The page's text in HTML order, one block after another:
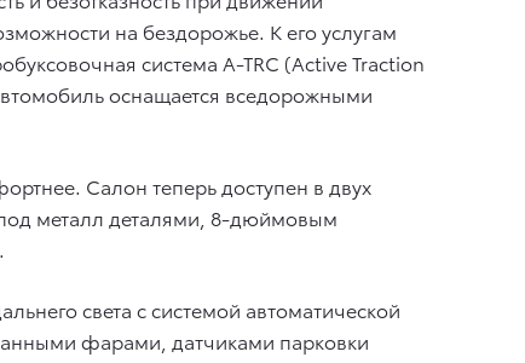
на бездорожье. К его услугам
система A-TRC (Active Traction
оснащается вседорожными
Салон теперь доступен в двух
металл деталями, 8-дюймовым
света с системой автоматической
фарами, датчиками парковки